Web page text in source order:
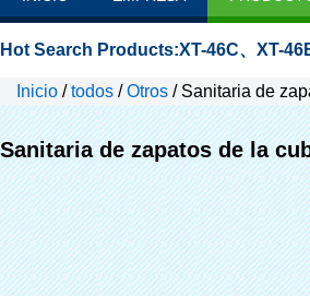
Hot Search Products:XT-46C、 XT-
Inicio /todos /Otros / Sanitaria de
Sanitaria de zapatos de la